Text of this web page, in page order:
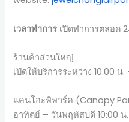
เวลาทำการ เปิดทำการตลอด
ร้านค้าส่วนใหญ่
เปิดให้บริการระหว่าง 10.00 น.
แคนโอะพิพาร์ค (Canopy
อาทิตย์ – วันพฤหัสบดี 10:00